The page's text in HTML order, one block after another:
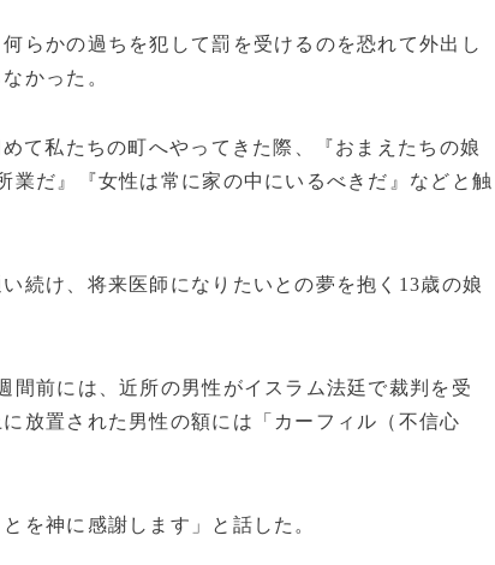
らかの過ちを犯して罰を受けるのを恐れて外出し
かった。
て私たちの町へやってきた際、『おまえたちの娘
だ』『女性は常に家の中にいるべきだ』などと触
続け、将来医師になりたいとの夢を抱く13歳の娘
前には、近所の男性がイスラム法廷で裁判を受
放置された男性の額には「カーフィル（不信心
を神に感謝します」と話した。